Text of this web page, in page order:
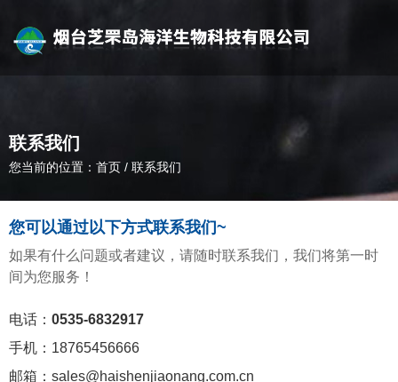
联系我们
您当前的位置：首页 / 联系我们
您可以通过以下方式联系我们~
如果有什么问题或者建议，请随时联系我们，我们将第一时
间为您服务！
电话： 0535-6832917
手机：18765456666
邮箱：sales@haishenjiaonang.com.cn